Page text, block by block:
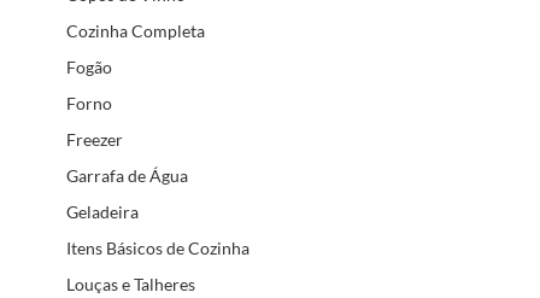
Cozinha Completa
Fogão
Forno
Freezer
Garrafa de Água
Geladeira
Itens Básicos de Cozinha
Louças e Talheres